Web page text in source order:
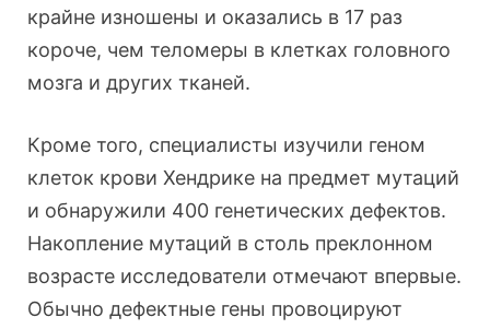
крайне изношены и оказались в 17 раз
короче, чем теломеры в клетках головного
мозга и других тканей.
Кроме того, специалисты изучили геном
клеток крови Хендрике на предмет мутаций
и обнаружили 400 генетических дефектов.
Накопление мутаций в столь преклонном
возрасте исследователи отмечают впервые.
Обычно дефектные гены провоцируют